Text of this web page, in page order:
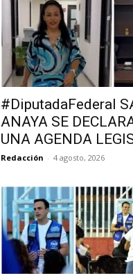
#DiputadaFederal
ANAYA SE
UNA AGENDA
Redacción - 4 agosto, 2026